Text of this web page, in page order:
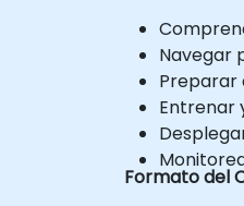
Navegar
Preparar
Entrenar
Formato del